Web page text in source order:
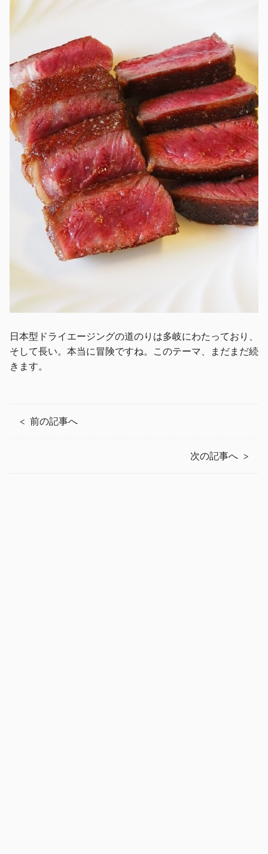
日本型ドライエージングの道のりは多岐にわたっており、
そして長い。本当に冒険ですね。このテーマ、まだまだ続
きます。
前の記事へ
次の記事へ